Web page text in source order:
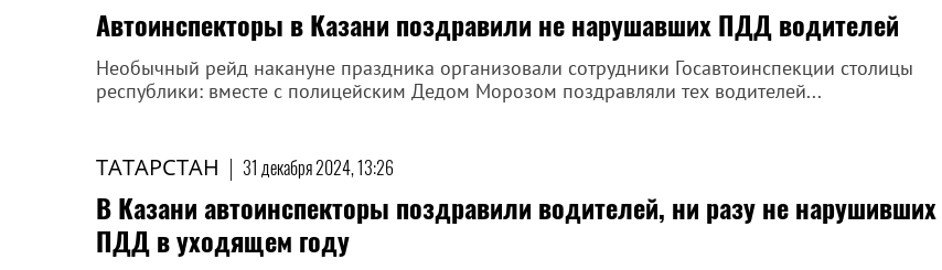
Автоинспекторы в Казани поздравили не нарушавших ПДД водителей
Необычный рейд накануне праздника организовали сотрудники Госавтоинспекции столицы
республики: вместе с полицейским Дедом Морозом поздравляли тех водителей...
ТАТАРСТАН | 31 декабря 2024, 13:26
В Казани автоинспекторы поздравили водителей, ни разу не нарушивших
ПДД в уходящем году